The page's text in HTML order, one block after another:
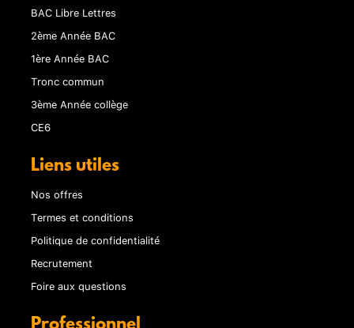
BAC Libre Lettres
2ème Année BAC
1ère Année BAC
Tronc commun
3ème Année collège
CE6
Liens utiles
Nos offres
Termes et conditions
Politique de confidentialité
Recrutement
Foire aux questions